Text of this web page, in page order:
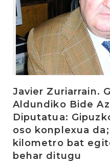
Javier Zuriarrain.
Aldundiko Bide
Diputatua:
oso konplexua
kilometro bat
behar ditugu